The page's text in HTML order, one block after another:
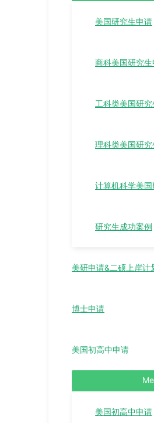
美国研究生申请
商科美国研究
工科类美国研
理科类美国研
计算机科学美
研究生成功案例
美研申请&二硕上岸计
博士申请
美国初高中申请
美国初高中申请